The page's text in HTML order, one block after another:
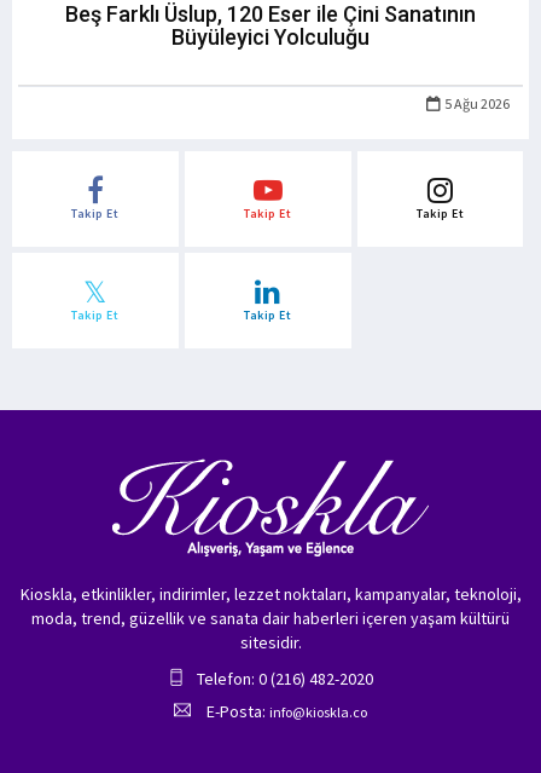
Beş Farklı Üslup, 120 Eser ile Çini Sanatının
Büyüleyici Yolculuğu
5 Ağu 2026
Takip Et Takip Et Takip Et
Takip Et Takip Et
Kioskla, etkinlikler, indirimler, lezzet noktaları, kampanyalar, teknoloji,
moda, trend, güzellik ve sanata dair haberleri içeren yaşam kültürü
sitesidir.
Telefon: 0 (216) 482-2020
E-Posta: info@kioskla.co